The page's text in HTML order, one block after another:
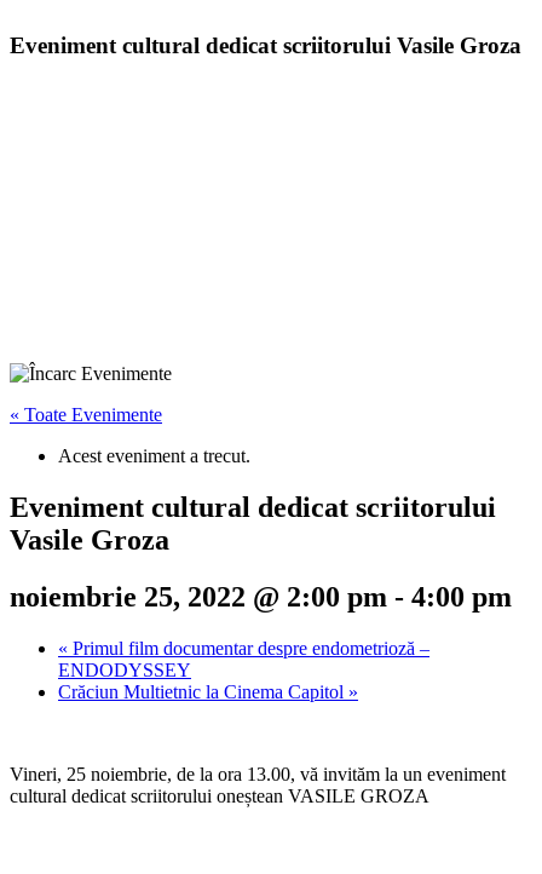
Eveniment cultural dedicat scriitorului Vasile Groza
« Toate Evenimente
Acest eveniment a trecut.
Eveniment cultural dedicat scriitorului
Vasile Groza
noiembrie 25, 2022 @ 2:00 pm - 4:00 pm
« Primul film documentar despre endometrioză –
ENDODYSSEY
Crăciun Multietnic la Cinema Capitol »
Vineri, 25 noiembrie, de la ora 13.00, vă invităm la un eveniment
cultural dedicat scriitorului oneștean VASILE GROZA